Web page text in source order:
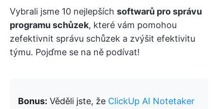
Vybrali jsme 10 nejlepších softwarů pro správu
programu schůzek, které vám pomohou
zefektivnit správu schůzek a zvýšit efektivitu
týmu. Pojďme se na ně podívat!
Bonus: Věděli jste, že ClickUp AI Notetaker